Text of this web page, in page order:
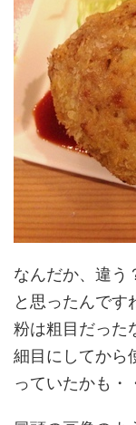
なんだか、違う
と思ったんです
粉は粗目だった
細目にしてから
っていたかも・